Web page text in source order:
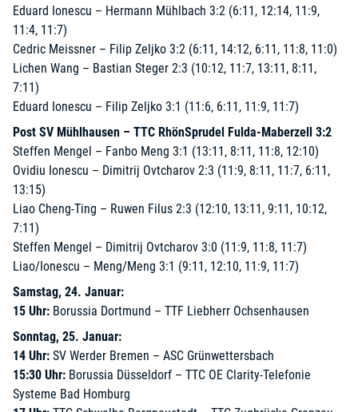
Eduard Ionescu – Hermann Mühlbach 3:2 (6:11, 12:14, 11:9,
11:4, 11:7)
Cedric Meissner – Filip Zeljko 3:2 (6:11, 14:12, 6:11, 11:8, 11:0)
Lichen Wang – Bastian Steger 2:3 (10:12, 11:7, 13:11, 8:11,
7:11)
Eduard Ionescu – Filip Zeljko 3:1 (11:6, 6:11, 11:9, 11:7)
Post SV Mühlhausen – TTC RhönSprudel Fulda-Maberzell 3:2
Steffen Mengel – Fanbo Meng 3:1 (13:11, 8:11, 11:8, 12:10)
Ovidiu Ionescu – Dimitrij Ovtcharov 2:3 (11:9, 8:11, 11:7, 6:11,
13:15)
Liao Cheng-Ting – Ruwen Filus 2:3 (12:10, 13:11, 9:11, 10:12,
7:11)
Steffen Mengel – Dimitrij Ovtcharov 3:0 (11:9, 11:8, 11:7)
Liao/Ionescu – Meng/Meng 3:1 (9:11, 12:10, 11:9, 11:7)
Samstag, 24. Januar:
15 Uhr: Borussia Dortmund – TTF Liebherr Ochsenhausen
Sonntag, 25. Januar:
14 Uhr: SV Werder Bremen – ASC Grünwettersbach
15:30 Uhr: Borussia Düsseldorf – TTC OE Clarity-Telefonie
Systeme Bad Homburg